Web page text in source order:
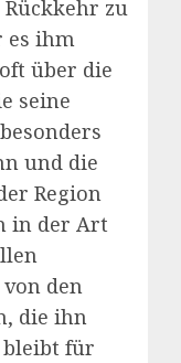
zu
es ihm
über die
seine
und die
Region
in der Art
den
die ihn
bleibt für